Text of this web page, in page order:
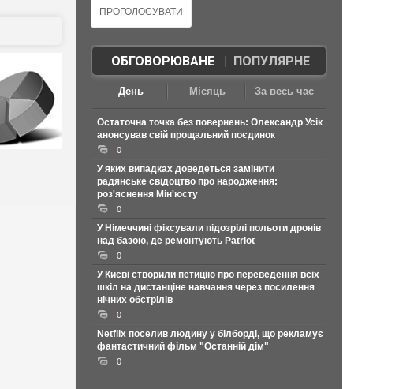
ОБГОВОРЮВАНЕ| ПОПУЛЯРНЕ
День Місяць За весь час
Остаточна точка без повернень: Олександр Усік
анонсував свій прощальний поєдинок
0
У яких випадках доведеться замінити
радянське свідоцтво про народження:
роз'яснення Мін'юсту
0
У Німеччині фіксували підозрілі польоти дронів
над базою, де ремонтують Patriot
0
У Києві створили петицію про переведення всіх
шкіл на дистанціне навчання через посилення
нічних обстрілів
0
Netflix поселив людину у білборді, що рекламує
фантастичний фільм "Останній дім"
0